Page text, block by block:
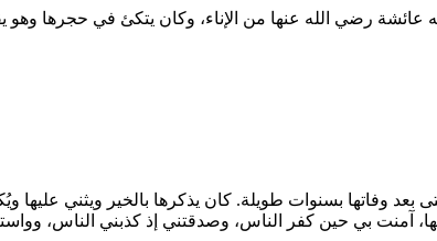
رضي الله عنها من الإناء، وكان يتكئ في حجرها
وفاتها بسنوات طويلة. كان يذكرها بالخير ويثني عليها
آمنت بي حين كفر الناس، وصدقتني إذ كذبني الناس،